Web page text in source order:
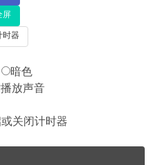
屏
时器
暗色
放声音
关闭计时器